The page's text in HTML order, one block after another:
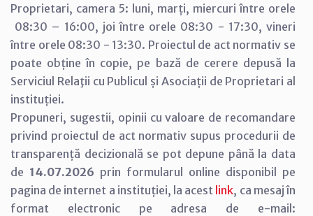
Proprietari, camera 5: luni, marți, miercuri între orele
08:30 – 16:00, joi între orele 08:30 - 17:30, vineri
între orele 08:30 - 13:30. Proiectul de act normativ se
poate obține în copie, pe bază de cerere depusă la
Serviciul Relaţii cu Publicul și Asociații de Proprietari al
instituției.
Propuneri, sugestii, opinii cu valoare de recomandare
privind proiectul de act normativ supus procedurii de
transparență decizională se pot depune până la data
de 14.07.2026 prin formularul online disponibil pe
pagina de internet a instituției, la acest link, ca mesaj în
format electronic pe adresa de e-mail: